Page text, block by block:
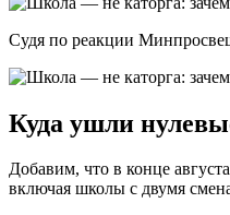
Судя по реакции
Куда ушли
Добавим, что в конце
включая школы с двумя